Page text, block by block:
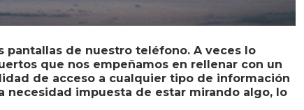
pantallas de nuestro teléfono. A veces lo
que nos empeñamos en rellenar con un
de acceso a cualquier tipo de información
necesidad impuesta de estar mirando algo, lo